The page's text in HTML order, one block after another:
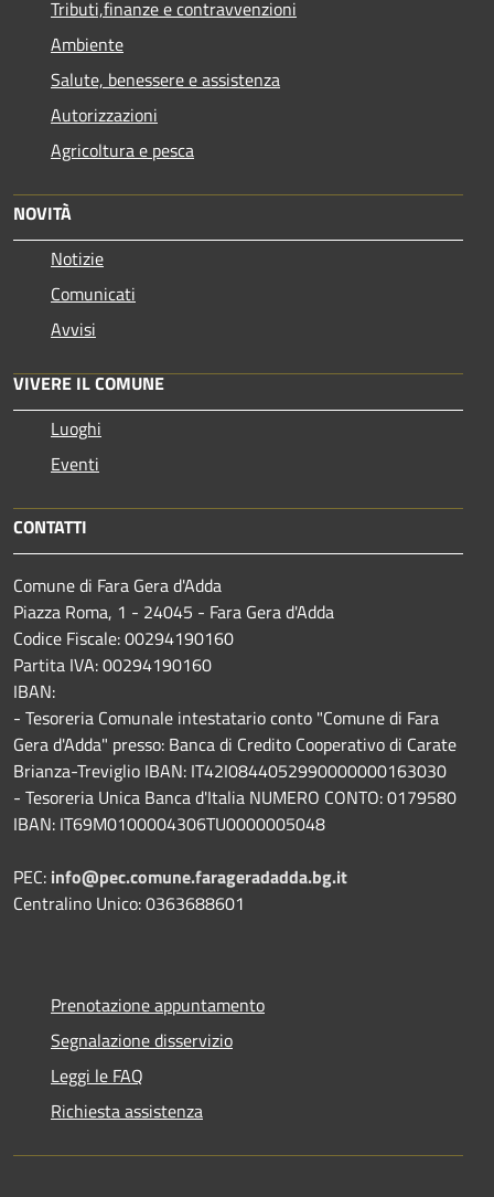
Tributi,finanze e contravvenzioni
Ambiente
Salute, benessere e assistenza
Autorizzazioni
Agricoltura e pesca
NOVITÀ
Notizie
Comunicati
Avvisi
VIVERE IL COMUNE
Luoghi
Eventi
CONTATTI
Comune di Fara Gera d'Adda
Piazza Roma, 1 - 24045 - Fara Gera d'Adda
Codice Fiscale: 00294190160
Partita IVA: 00294190160
IBAN:
- Tesoreria Comunale intestatario conto "Comune di Fara
Gera d'Adda" presso: Banca di Credito Cooperativo di Carate
Brianza-Treviglio IBAN: IT42I0844052990000000163030
- Tesoreria Unica Banca d'Italia NUMERO CONTO: 0179580
IBAN: IT69M0100004306TU0000005048
PEC: info@pec.comune.farageradadda.bg.it
Centralino Unico: 0363688601
Prenotazione appuntamento
Segnalazione disservizio
Leggi le FAQ
Richiesta assistenza